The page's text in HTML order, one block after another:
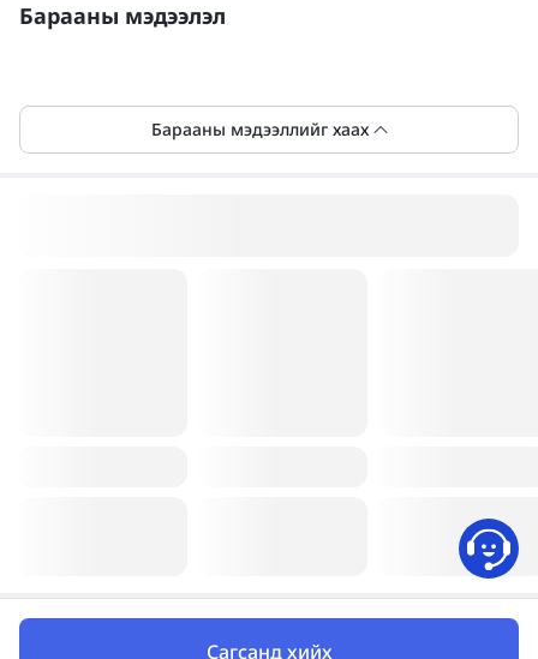
Барааны мэдээлэл
Барааны мэдээллийг хаах
Сагсанд хийх